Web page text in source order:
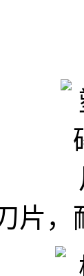
片，